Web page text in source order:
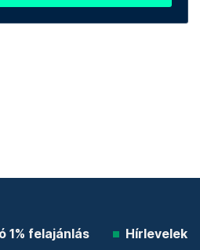
1% felajánlás Hírlevelek